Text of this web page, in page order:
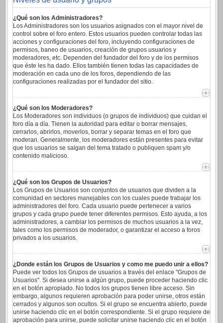
¿Qué son los Administradores?
Los Administradores son los usuarios asignados con el mayor nivel de
control sobre el foro entero. Estos usuarios pueden controlar todas las
acciones y configuraciones del foro, incluyendo configuraciones de
permisos, baneo de usuarios, creación de grupos usuarios y
moderadores, etc. Dependen del fundador del foro y de los permisos
que éste les ha dado. Ellos también tienen todas las capacidades de
moderación en cada uno de los foros, dependiendo de las
configuraciones realizadas por el fundador del sitio.
¿Qué son los Moderadores?
Los Moderadores son individuos (o grupos de individuos) que cuidan el
foro día a día. Tienen la autoridad para editar o borrar mensajes,
cerrarlos, abrirlos, moverlos, borrar y separar temas en el foro que
moderan. Generalmente, los moderadores están presentes para evitar
que los usuarios se salgan del tema tratado o publiquen spam y/o
contenido malicioso.
¿Qué son los Grupos de Usuarios?
Los Grupos de Usuarios son conjuntos de usuarios que dividen a la
comunidad en sectores manejables con los cuales puede trabajar los
administradores del foro. Cada usuario puede pertenecer a varios
grupos y cada grupo puede tener diferentes permisos. Esto ayuda, a los
administradores, a cambiar los permisos de muchos usuarios a la vez,
tales como los permisos de moderador, o garantizar el acceso a foros
privados a los usuarios.
¿Donde están los Grupos de Usuarios y como me puedo unir a ellos?
Puede ver todos los Grupos de usuarios a través del enlace "Grupos de
Usuarios". Si desea unirse a algún grupo, puede proceder haciendo clic
en el botón apropiado. No todos los grupos tienen libre acceso. Sin
embargo, algunos requieren aprobación para poder unirse, otros están
cerrados y algunos son ocultos. Si el grupo se encuentra abierto, puede
unirse haciendo clic en el botón correspondiente. Si el grupo requiere de
aprobación para unirse, puede solicitar unirse haciendo clic en el botón